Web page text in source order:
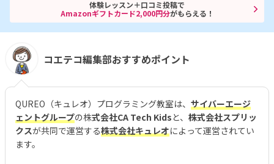
体験レッスン＋口コミ投稿で
Amazonギフトカード2,000円分がもらえる！
コエテコ編集部おすすめポイント
QUREO（キュレオ）プログラミング教室は、 サイバーエージ
ェントグループの株式会社CA Tech Kids と、 株式会社スプリッ
クスが共同で運営する株式会社キュレオによって運営されてい
ます。